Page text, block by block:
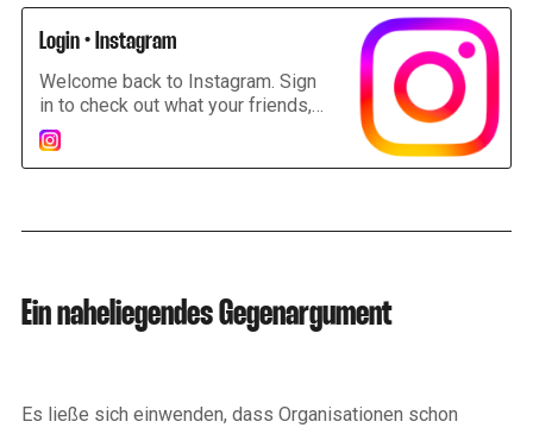
Login • Instagram
Welcome back to Instagram. Sign
in to check out what your friends,
family & interests have been
capturing & sharing around the
world.
Ein naheliegendes Gegenargument
Es ließe sich einwenden, dass Organisationen schon